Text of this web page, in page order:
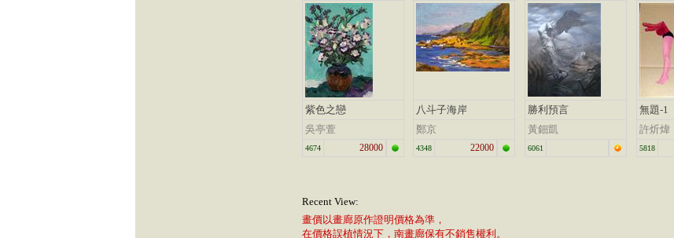
紫色之戀
吳亭萱
4674 28000
八斗子海岸
鄭京
4348 22000
勝利預言
黃鈿凱
6061
無題-1
許炘煒
5818
Recent View:
畫價以畫廊原作證明價格為準，
在價格誤植情況下，南畫廊保有不銷售權利。